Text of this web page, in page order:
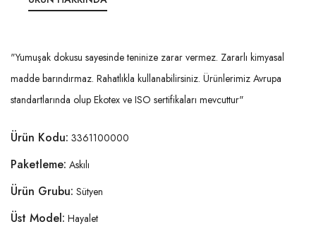
"Yumuşak dokusu sayesinde teninize zarar vermez. Zararlı kimyasal
madde barındırmaz. Rahatlıkla kullanabilirsiniz. Ürünlerimiz Avrupa
standartlarında olup Ekotex ve ISO sertifikaları mevcuttur"
Ürün Kodu: 3361100000
Paketleme: Askılı
Ürün Grubu: Sütyen
Üst Model: Hayalet